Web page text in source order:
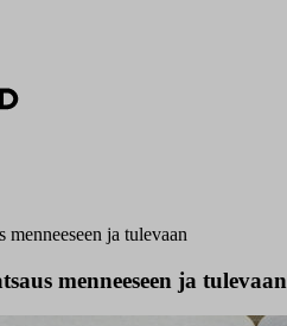
menneeseen ja tulevaan
menneeseen ja tulevaan